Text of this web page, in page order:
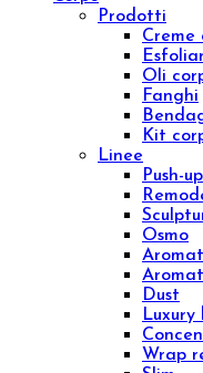
Oli
Kit viso
Linee
Inibhit
Elisir
Purifing
Luxury
Eye
Trattamenti
H2O